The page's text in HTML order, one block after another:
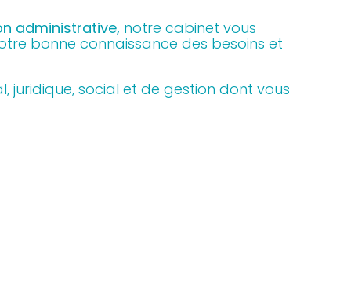
administrative, notre cabinet vous
bonne connaissance des besoins et
social et de gestion dont vous